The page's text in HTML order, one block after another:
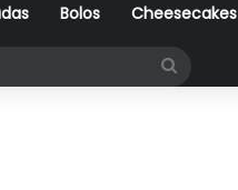
Bolos Cheesecakes